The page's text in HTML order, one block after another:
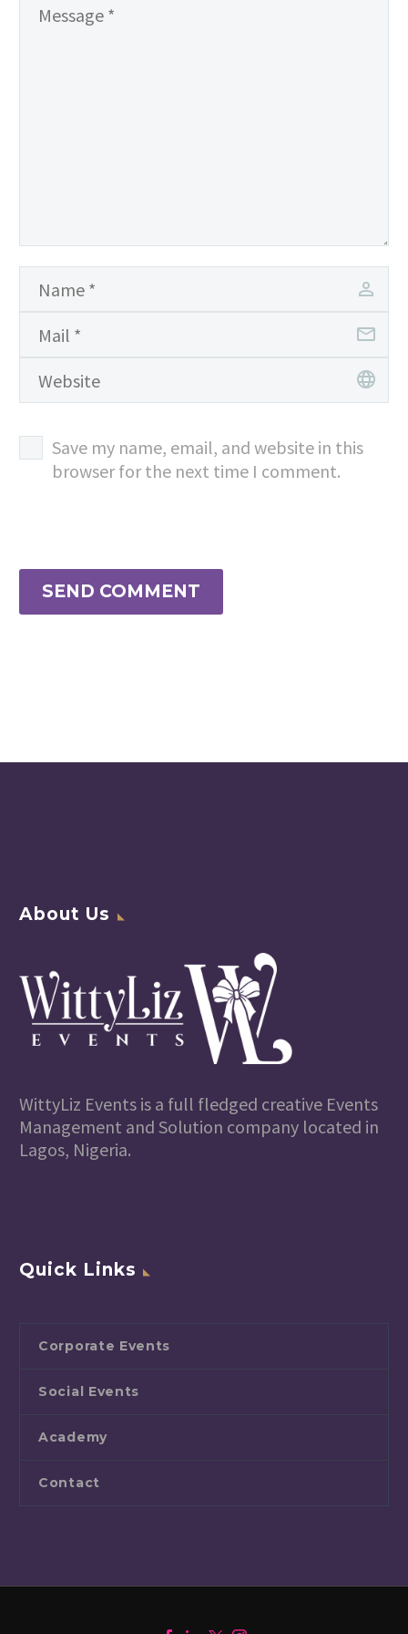
Save my name, email, and website in this
browser for the next time I comment.
SEND COMMENT
About Us
WittyLiz Events is a full fledged creative Events
Management and Solution company located in
Lagos, Nigeria.
Quick Links
Corporate Events
Social Events
Academy
Contact